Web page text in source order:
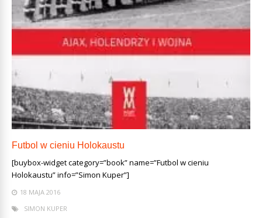
Futbol w cieniu Holokaustu
[buybox-widget category=”book” name=”Futbol w cieniu
Holokaustu” info=”Simon Kuper”]
18 MAJA 2016
SIMON KUPER